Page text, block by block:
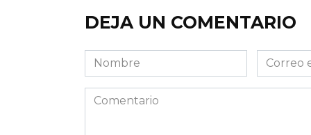
DEJA UN COMENTARIO
Nombre
Correo
Comentario